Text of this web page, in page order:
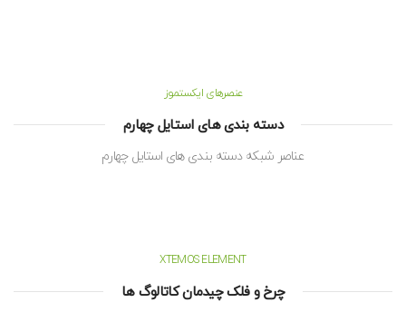
عنصرهای ایکستموز
دسته بندی های استایل چهارم
عناصر شبکه دسته بندی های استایل چهارم
XTEMOS ELEMENT
چرخ و فلک چیدمان کاتالوگ ها